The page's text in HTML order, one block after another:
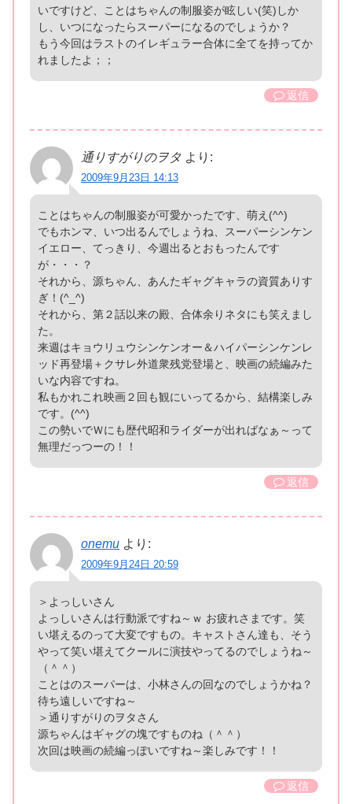
いですけど、ことはちゃんの制服姿が眩しい(笑)しか
し、いつになったらスーパーになるのでしょうか？
もう今回はラストのイレギュラー合体に全てを持ってか
れましたよ；；
返信
通りすがりのヲタ より:
2009年9月23日 14:13
ことはちゃんの制服姿が可愛かったです、萌え(^^)
でもホンマ、いつ出るんでしょうね、スーパーシンケン
イエロー、てっきり、今週出るとおもったんです
が・・・？
それから、源ちゃん、あんたギャグキャラの資質ありす
ぎ！(^_^)
それから、第２話以来の殿、合体余りネタにも笑えまし
た。
来週はキョウリュウシンケンオー＆ハイパーシンケンレ
ッド再登場＋クサレ外道衆残党登場と、映画の続編みた
いな内容ですね。
私もかれこれ映画２回も観にいってるから、結構楽しみ
です。(^^)
この勢いでＷにも歴代昭和ライダーが出ればなぁ～って
無理だっつーの！！
返信
onemu より:
2009年9月24日 20:59
＞よっしいさん
よっしいさんは行動派ですね～ｗ お疲れさまです。笑
い堪えるのって大変ですもの。キャストさん達も、そう
やって笑い堪えてクールに演技やってるのでしょうね～
（＾＾）
ことはのスーパーは、小林さんの回なのでしょうかね？
待ち遠しいですね～
＞通りすがりのヲタさん
源ちゃんはギャグの塊ですものね（＾＾）
次回は映画の続編っぽいですね～楽しみです！！
返信